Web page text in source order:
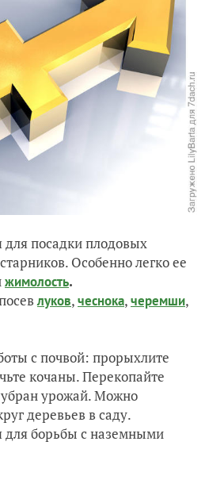
для посадки плодовых
Особенно легко ее
жимолость.
луков,чеснока,черемши,
с почвой: прорыхлите
кочаны. Перекопайте
урожай. Можно
деревьев в саду.
для борьбы с наземными